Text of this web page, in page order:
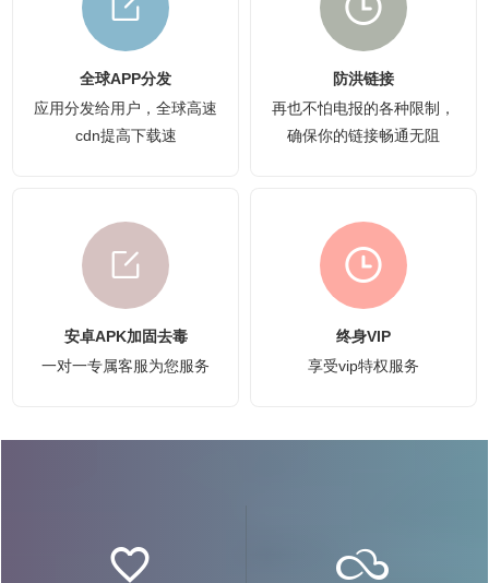
全球APP分发
应用分发给用户，全球高速
cdn提高下载速
防洪链接
再也不怕电报的各种限制，
确保你的链接畅通无阻
安卓APK加固去毒
一对一专属客服为您服务
终身VIP
享受vip特权服务